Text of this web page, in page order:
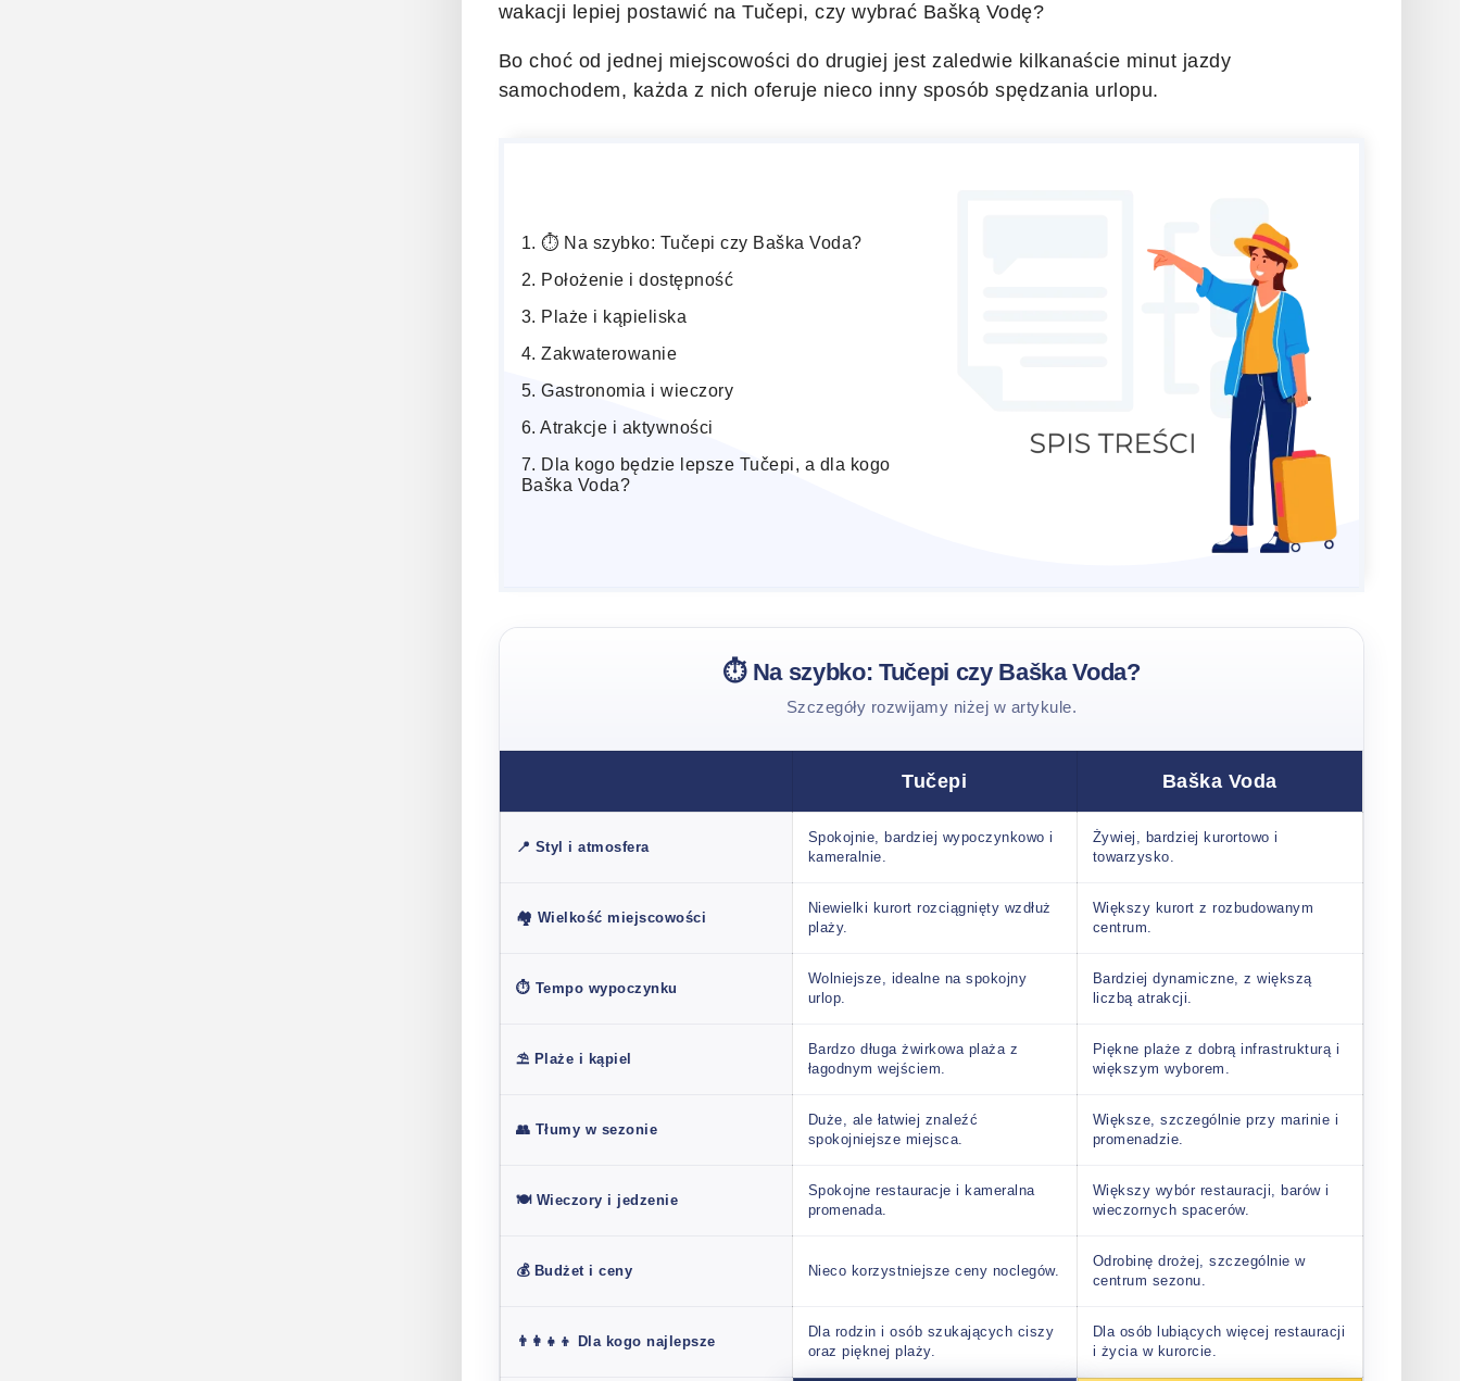
wakacji lepiej postawić na Tučepi, czy wybrać Bašką Vodę?
Bo choć od jednej miejscowości do drugiej jest zaledwie kilkanaście minut jazdy
samochodem, każda z nich oferuje nieco inny sposób spędzania urlopu.
⏱️ Na szybko: Tučepi czy Baška Voda?
Położenie i dostępność
Plaże i kąpieliska
Zakwaterowanie
Gastronomia i wieczory
Atrakcje i aktywności
Dla kogo będzie lepsze Tučepi, a dla kogo
Baška Voda?
⏱️ Na szybko: Tučepi czy Baška Voda?
Szczegóły rozwijamy niżej w artykule.
Tučepi Baška Voda
📍 Styl i atmosfera
Spokojnie, bardziej wypoczynkowo i
kameralnie.
Żywiej, bardziej kurortowo i
towarzysko.
🏘️ Wielkość miejscowości
Niewielki kurort rozciągnięty wzdłuż
plaży.
Większy kurort z rozbudowanym
centrum.
⏱️ Tempo wypoczynku
Wolniejsze, idealne na spokojny
urlop.
Bardziej dynamiczne, z większą
liczbą atrakcji.
⛱️ Plaże i kąpiel
Bardzo długa żwirkowa plaża z
łagodnym wejściem.
Piękne plaże z dobrą infrastrukturą i
większym wyborem.
👥 Tłumy w sezonie
Duże, ale łatwiej znaleźć
spokojniejsze miejsca.
Większe, szczególnie przy marinie i
promenadzie.
🍽️ Wieczory i jedzenie
Spokojne restauracje i kameralna
promenada.
Większy wybór restauracji, barów i
wieczornych spacerów.
💰 Budżet i ceny Nieco korzystniejsze ceny noclegów.
Odrobinę drożej, szczególnie w
centrum sezonu.
👨‍👩‍👧‍👦 Dla kogo najlepsze
Dla rodzin i osób szukających ciszy
oraz pięknej plaży.
Dla osób lubiących więcej restauracji
i życia w kurorcie.